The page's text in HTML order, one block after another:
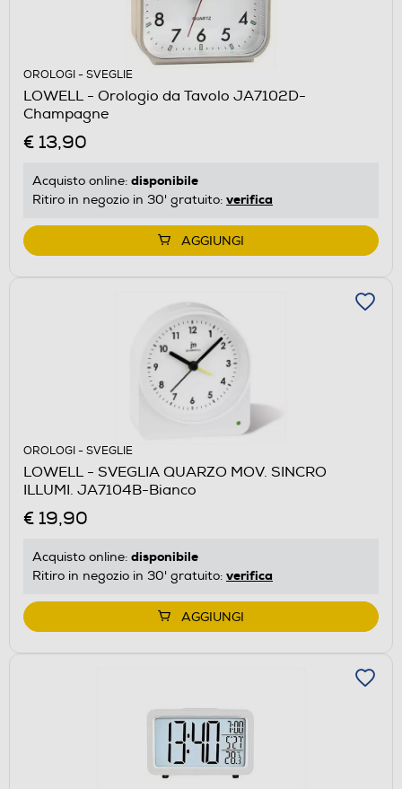
OROLOGI - SVEGLIE
LOWELL - Orologio da Tavolo JA7102D-
Champagne
€ 13,90
Acquisto online: disponibile
Ritiro in negozio in 30' gratuito: verifica
AGGIUNGI
OROLOGI - SVEGLIE
LOWELL - SVEGLIA QUARZO MOV. SINCRO
ILLUMI. JA7104B-Bianco
€ 19,90
Acquisto online: disponibile
Ritiro in negozio in 30' gratuito: verifica
AGGIUNGI